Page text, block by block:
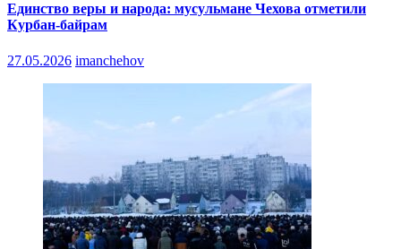
Единство веры и народа: мусульмане Чехова отметили
Курбан-байрам
27.05.2026 imanchehov